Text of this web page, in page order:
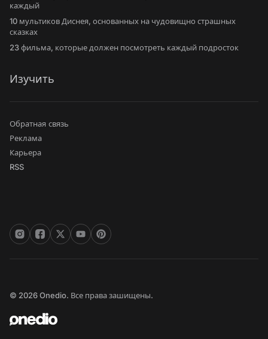
каждый
10 мультиков Диснея, основанных на чудовищно страшных
сказках
23 фильма, которые должен посмотреть каждый подросток
Изучить
Обратная связь
Реклама
Карьера
RSS
© 2026 Onedio. Все права зашищены.